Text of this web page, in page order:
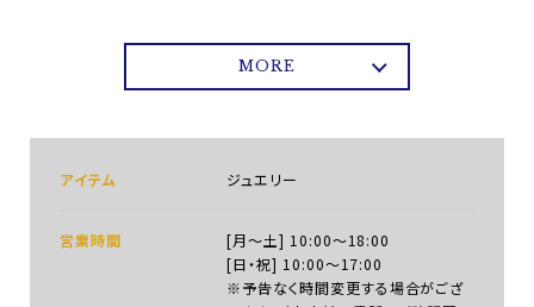
MORE
アイテム ジュエリー
営業時間
[月～土] 10:00～18:00
[日・祝] 10:00～17:00
※予告なく時間変更する場合がござ